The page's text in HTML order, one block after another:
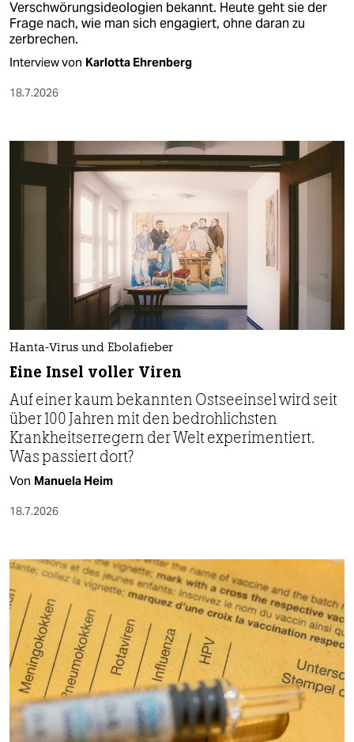
Verschwörungsideologien bekannt. Heute geht sie der
Frage nach, wie man sich engagiert, ohne daran zu
zerbrechen.
Interview von Karlotta Ehrenberg
18.7.2026
Hanta-Virus und Ebolafieber
Eine Insel voller Viren
Auf einer kaum bekannten Ostseeinsel wird seit
über 100 Jahren mit den bedrohlichsten
Krankheitserregern der Welt experimentiert.
Was passiert dort?
Von Manuela Heim
18.7.2026